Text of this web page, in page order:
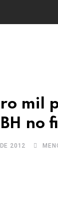
mil
no
2012